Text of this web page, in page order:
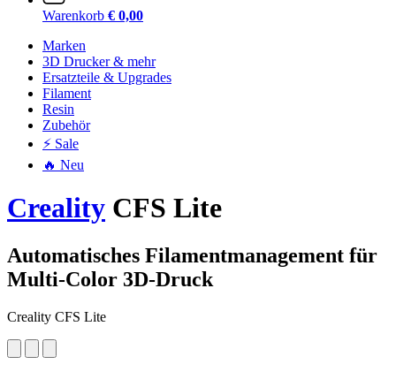
Warenkorb € 0,00
Marken
3D Drucker & mehr
Ersatzteile & Upgrades
Filament
Resin
Zubehör
⚡ Sale
🔥 Neu
Creality CFS Lite
Automatisches Filamentmanagement für
Multi-Color 3D-Druck
Creality CFS Lite